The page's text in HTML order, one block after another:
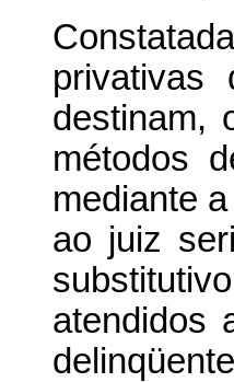
destinam,
métodos
mediante
ao juiz
atendidos